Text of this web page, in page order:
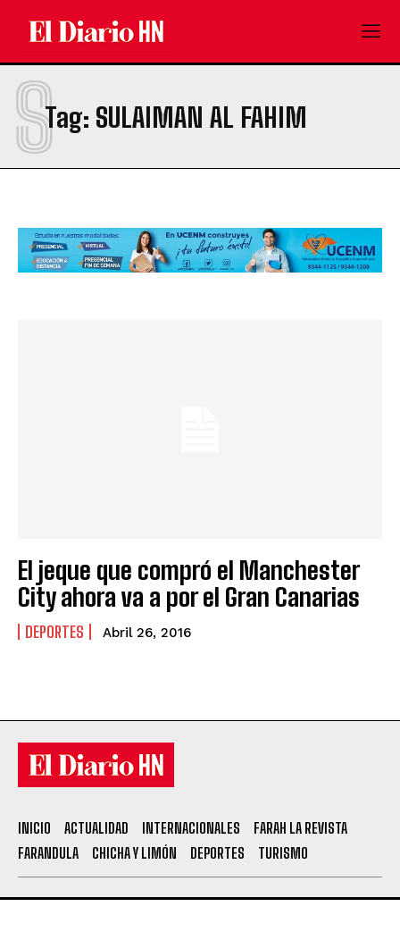
Tag: SULAIMAN AL FAHIM
S
El jeque que compró el Manchester
City ahora va a por el Gran Canarias
DEPORTES Abril 26, 2016
INICIO ACTUALIDAD INTERNACIONALES
FARAH LA REVISTA
FARANDULA
CHICHA Y LIMÓN DEPORTES TURISMO